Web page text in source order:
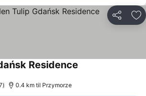
Del
Residence
0.4 km til Przymorze